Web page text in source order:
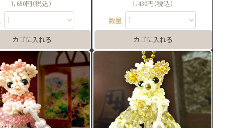
1,650円(税込)
1,430円(税込)
数量